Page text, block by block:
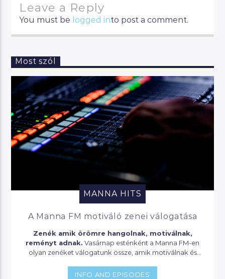
Leave a Reply
You must be logged into post a comment.
Most szól
MANNA HITS
A Manna FM motiváló zenei válogatása
Zenék amik örömre hangolnak, motiválnak,
reményt adnak.
olyan zenéket válogatunk össze, amik motiválnak és
INFO AND EPISODES